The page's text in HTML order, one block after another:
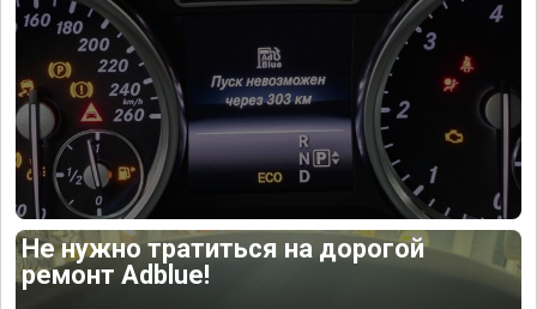
Не нужно тратиться на дорогой
ремонт Adblue!